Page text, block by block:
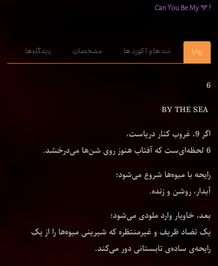
? "Can You Be My "9
روایا نت ها و آکورد ها مشخصات دیدگاه‌ها
6
اگر 9، غروب کنار دریاست،
6 لحظه‌ای‌ست که آفتاب هنوز روی شن‌ها می‌درخشد.
رایحه با میوه‌ها شروع می‌شود؛
آبدار، روشن و زنده.
بعد، خاویار وارد ملودی می‌شود؛
یک تضاد ظریف و غیرمنتظره که شیرینی میوه‌ها را از یک
رایحه‌ی ساده‌ی تابستانی دور می‌کند.